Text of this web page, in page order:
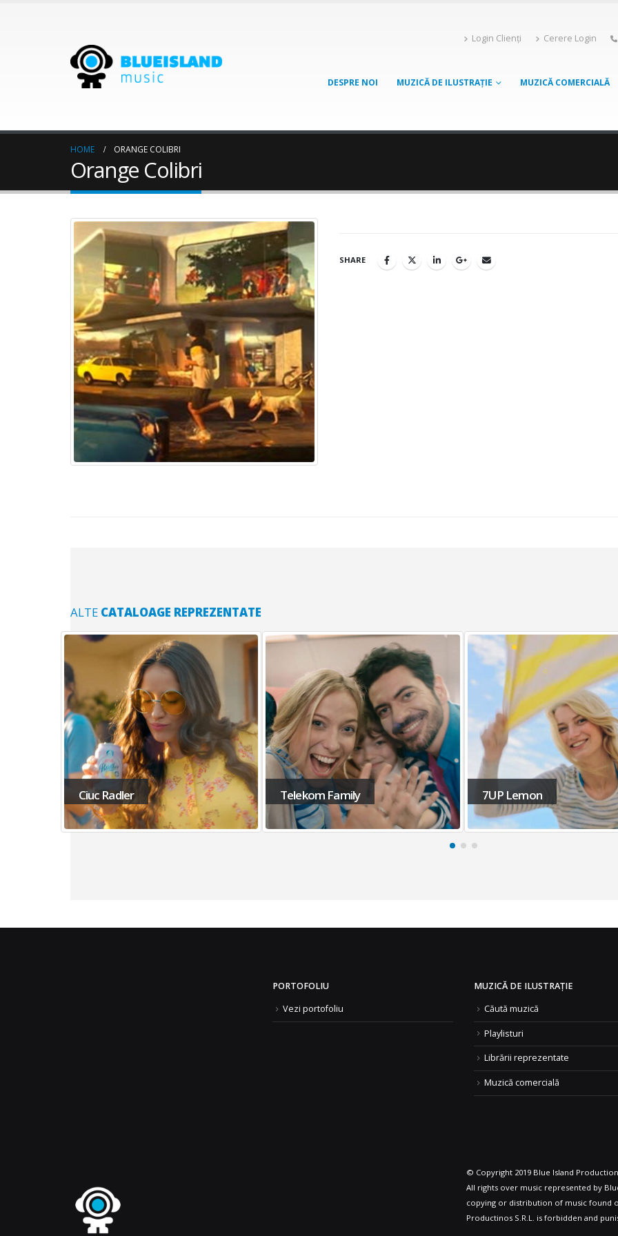
Login Clienți Cerere Login
DESPRE NOI MUZICĂ DE ILUSTRAȚIE MUZICĂ COMERCIALĂ
HOME ORANGE COLIBRI
Orange Colibri
SHARE
ALTE CATALOAGE REPREZENTATE
Telekom Family 7UP Lemon Vodafone SF
PORTOFOLIU
Vezi portofoliu
MUZICĂ DE ILUSTRAȚIE
Căută muzică
Playlisturi
Librării reprezentate
Muzică comercială
© Copyright 2019 Blue Island
All rights over music represented by
copying or distribution of music found
Productinos S.R.L. is forbidden and